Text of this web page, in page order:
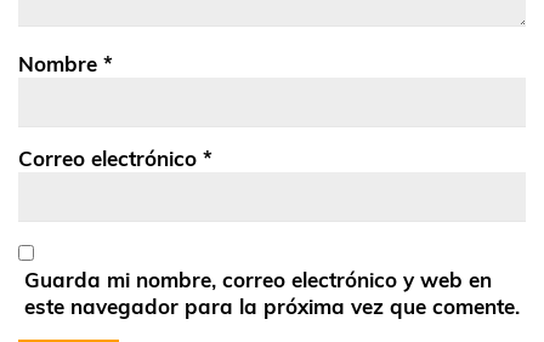
Nombre *
Correo electrónico *
Guarda mi nombre, correo electrónico y web en
este navegador para la próxima vez que comente.